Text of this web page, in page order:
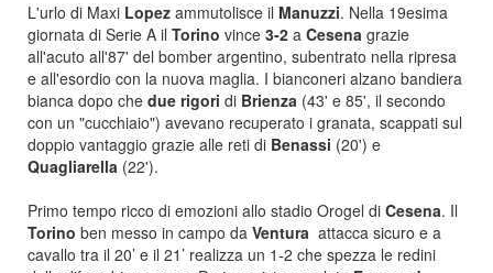
L'urlo di Maxi Lopez ammutolisce il Manuzzi. Nella 19esima
giornata di Serie A il Torino vince 3-2 a Cesena grazie
all'acuto all'87' del bomber argentino, subentrato nella ripresa
e all'esordio con la nuova maglia. I bianconeri alzano bandiera
bianca dopo che due rigori di Brienza (43' e 85', il secondo
con un "cucchiaio") avevano recuperato i granata, scappati sul
doppio vantaggio grazie alle reti di Benassi (20') e
Quagliarella (22').
Primo tempo ricco di emozioni allo stadio Orogel di Cesena. Il
Torino ben messo in campo da Ventura attacca sicuro e a
cavallo tra il 20’ e il 21’ realizza un 1-2 che spezza le redini